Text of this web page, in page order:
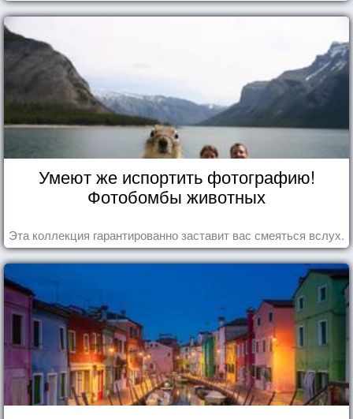
Умеют же испортить фотографию!
Фотобомбы животных
Эта коллекция гарантированно заставит вас смеяться вслух.